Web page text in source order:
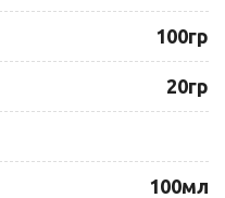
100гр
20гр
100мл